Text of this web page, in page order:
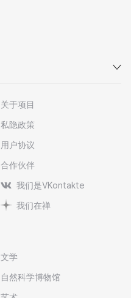
关于项目
私隐政策
用户协议
合作伙伴
我们是VKontakte
我们在禅
文学
自然科学博物馆